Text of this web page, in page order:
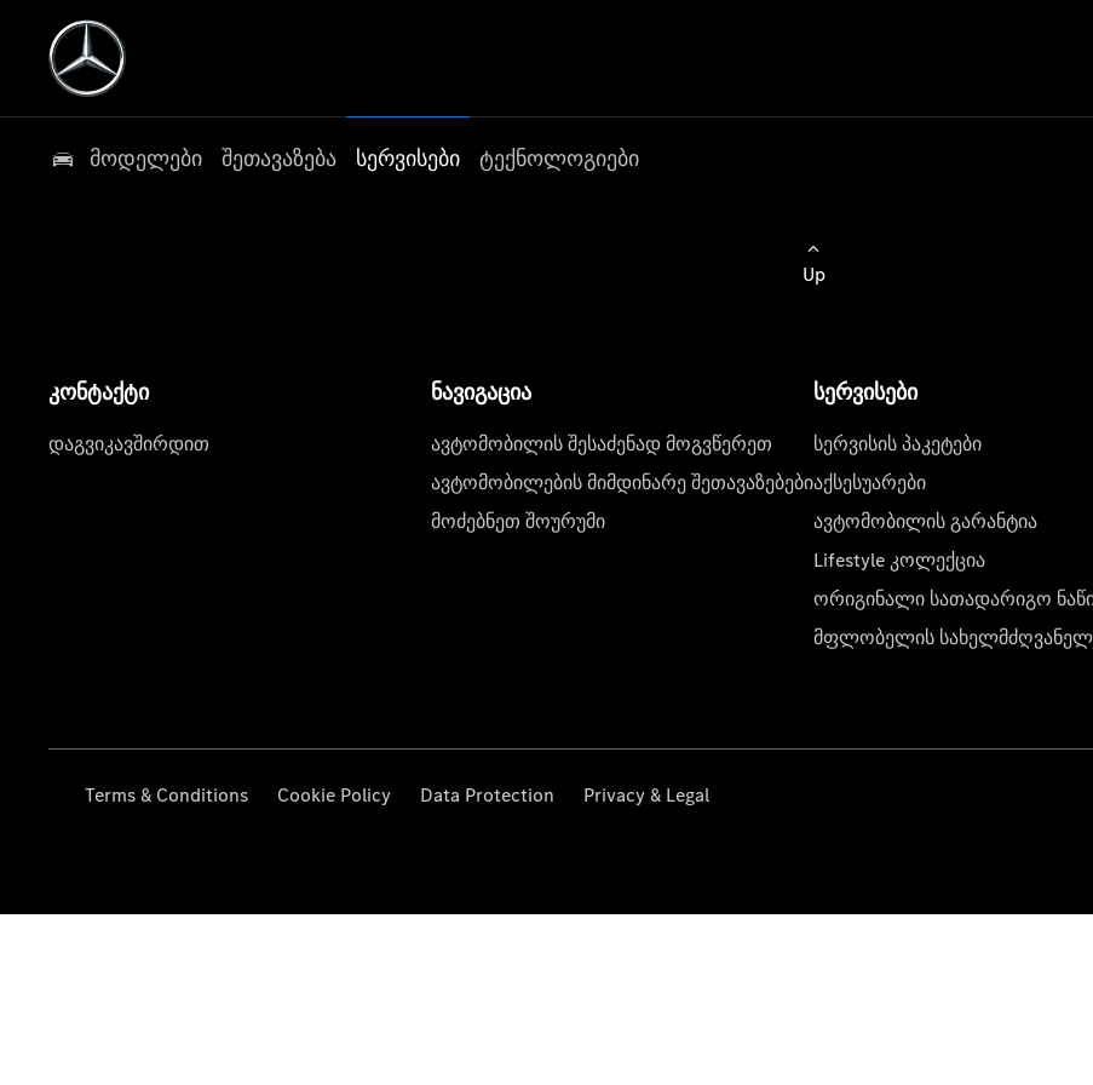
მოდელები შეთავაზება სერვისები ტექნოლოგიები
Up
კონტაქტი
დაგვიკავშირდით
ნავიგაცია
ავტომობილის შესაძენად მოგვწერეთ
ავტომობილების მიმდინარე შეთავაზებები
მოძებნეთ შოურუმი
სერვისები
სერვისის პაკეტები
აქსესუარები
ავტომობილის გარანტია
Lifestyle კოლექცია
ორიგინალი სათადარიგო
მფლობელის
Terms & Conditions Cookie Policy Data Protection Privacy & Legal